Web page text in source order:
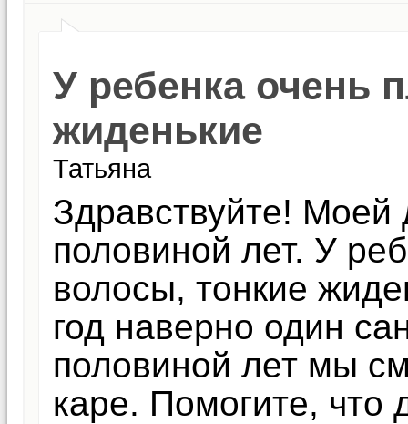
У ребенка очень
жиденькие
Татьяна
Здравствуйте! Моей
половиной лет. У
волосы, тонкие
год наверно один
половиной лет мы
каре. Помогите, что